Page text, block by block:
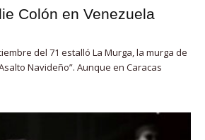
Colón en Venezuela
del 71 estalló La Murga, la murga de
Navideño”. Aunque en Caracas